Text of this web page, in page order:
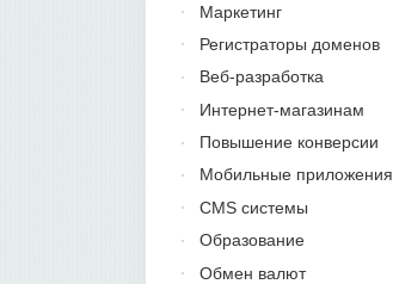
Маркетинг
Регистраторы доменов
Веб-разработка
Интернет-магазинам
Повышение конверсии
Мобильные приложения
CMS системы
Образование
Обмен валют